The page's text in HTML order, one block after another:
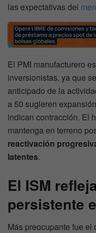
las expectativas del
El PMI manufacturero
inversionistas, ya que
anticipado de la
a 50 sugieren
indican contracción. El
mantenga en terreno
reactivación
latentes.
El ISM
persistente
Más preocupante fue el